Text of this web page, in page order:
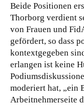
Beide Positionen
Thorborg verdient
von Frauen und
gefördert, so dass
kontextgegeben
erlangen ist keine
moderiert hat, „ein
Arbeitnehmerseite